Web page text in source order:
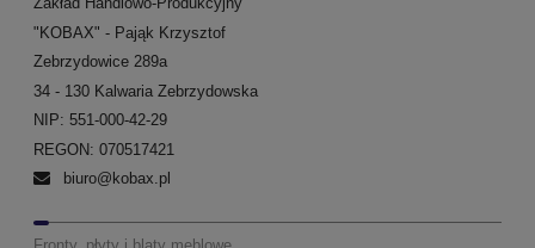
"KOBAX" - Pająk Krzysztof
Zebrzydowice 289a
34 - 130 Kalwaria Zebrzydowska
NIP: 551-000-42-29
REGON: 070517421
biuro@kobax.pl